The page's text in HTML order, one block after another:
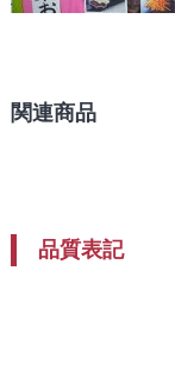
関連商品
品質表記